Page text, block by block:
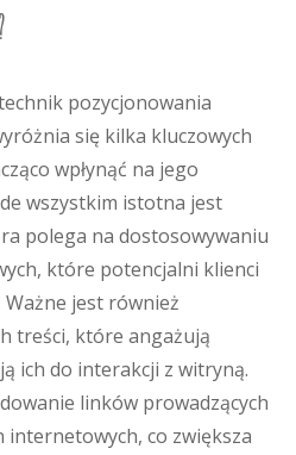
pozycjonowania
się kilka kluczowych
wpłynąć na jego
wszystkim istotna jest
polega na dostosowywaniu
które potencjalni klienci
jest również
treści, które angażują
ich do interakcji z witryną.
linków prowadzących
co zwiększa